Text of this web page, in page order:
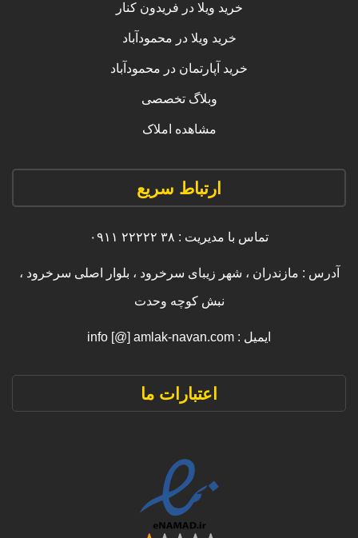
خرید ویلا در فریدون کنار
خرید ویلا در محمودآباد
خرید آپارتمان در محمودآباد
وبلاگ تخصصی
مشاهده املاک
ارتباط سریع
تماس با مدیریت : ۳۸ ۲۲۲۲۲ ۰۹۱۱
آدرس : مازندران ، شهر زیبای سرخرود ، بلوار اصلی سرخرود ،
نبش کوچه وحدت
ایمیل : info [@] amlak-navan.com
اعتبارات ما